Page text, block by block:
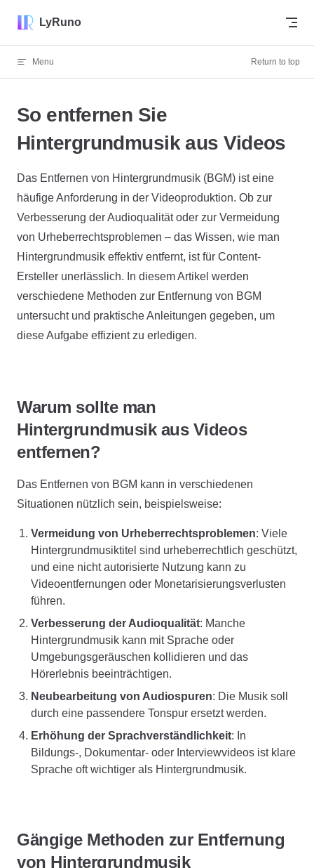
Skip to content
LyRuno
Menu Return to top
So entfernen Sie
Hintergrundmusik aus Videos
Das Entfernen von Hintergrundmusik (BGM) ist eine
häufige Anforderung in der Videoproduktion. Ob zur
Verbesserung der Audioqualität oder zur Vermeidung
von Urheberrechtsproblemen – das Wissen, wie man
Hintergrundmusik effektiv entfernt, ist für Content-
Ersteller unerlässlich. In diesem Artikel werden
verschiedene Methoden zur Entfernung von BGM
untersucht und praktische Anleitungen gegeben, um
diese Aufgabe effizient zu erledigen.
Warum sollte man
Hintergrundmusik aus Videos
entfernen?
Das Entfernen von BGM kann in verschiedenen
Situationen nützlich sein, beispielsweise:
Vermeidung von Urheberrechtsproblemen: Viele
Hintergrundmusiktitel sind urheberrechtlich geschützt,
und eine nicht autorisierte Nutzung kann zu
Videoentfernungen oder Monetarisierungsverlusten
führen.
Verbesserung der Audioqualität: Manche
Hintergrundmusik kann mit Sprache oder
Umgebungsgeräuschen kollidieren und das
Hörerlebnis beeinträchtigen.
Neubearbeitung von Audiospuren: Die Musik soll
durch eine passendere Tonspur ersetzt werden.
Erhöhung der Sprachverständlichkeit: In
Bildungs-, Dokumentar- oder Interviewvideos ist klare
Sprache oft wichtiger als Hintergrundmusik.
Gängige Methoden zur Entfernung
von Hintergrundmusik